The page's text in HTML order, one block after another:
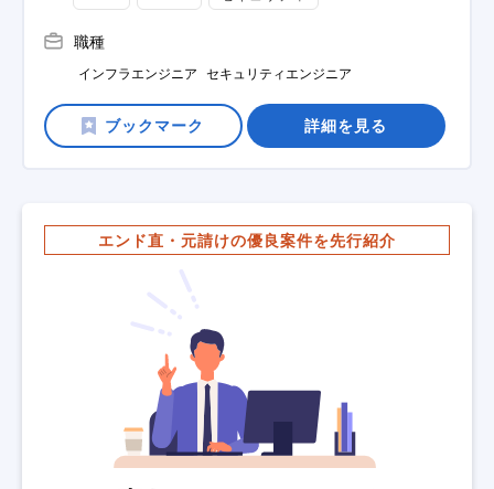
職種
インフラエンジニア セキュリティエンジニア
詳細を見る
エンド直・元請けの優良案件を先行紹介